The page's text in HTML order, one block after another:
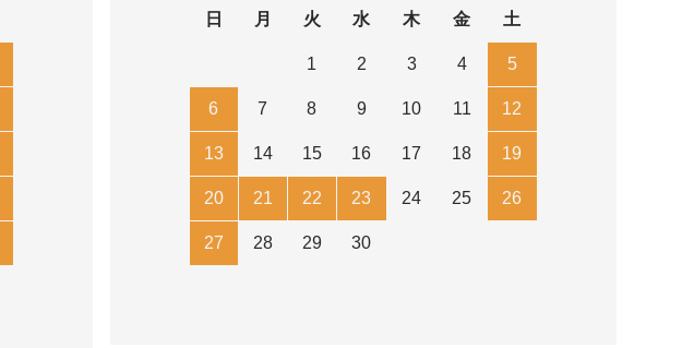
日
月 火 水 木 金 土
1 2 3 4 5
6 7 8 9 10 11 12
13 14 15 16 17 18 19
20 21 22 23 24 25 26
27 28 29 30